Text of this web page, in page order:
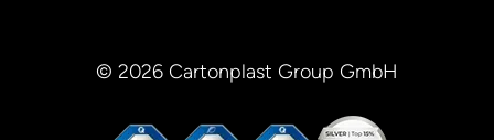
© 2026 Cartonplast Group GmbH